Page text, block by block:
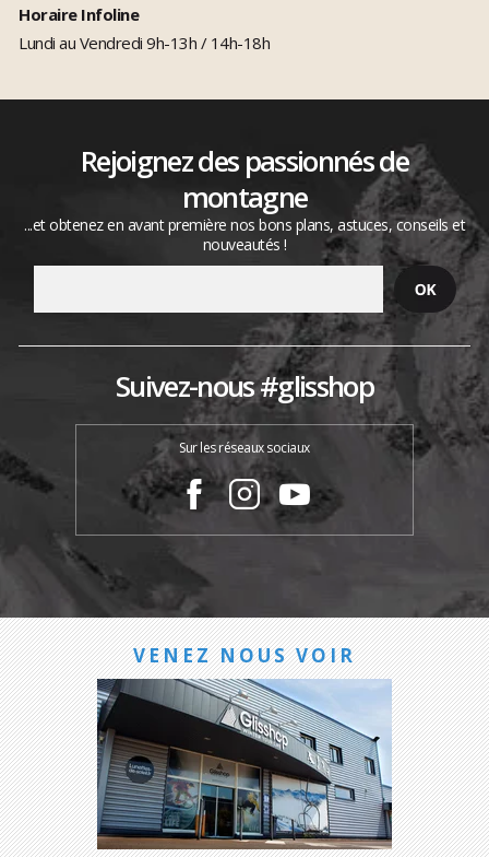
Horaire Infoline
Lundi au Vendredi 9h-13h / 14h-18h
Rejoignez des passionnés de
montagne
...et obtenez en avant première nos bons plans, astuces, conseils et
nouveautés !
Suivez-nous #glisshop
Sur les réseaux sociaux
VENEZ NOUS VOIR